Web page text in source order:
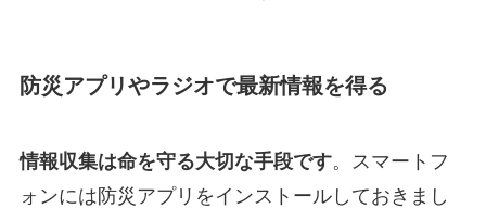
防災アプリやラジオで最新情報を得る
情報収集は命を守る大切な手段です。スマートフ
ォンには防災アプリをインストールしておきまし